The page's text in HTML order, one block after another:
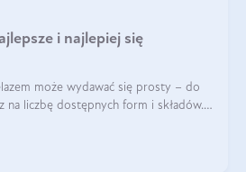
i najlepiej się
może wydawać się prosty – do
na liczbę dostępnych form i składów.